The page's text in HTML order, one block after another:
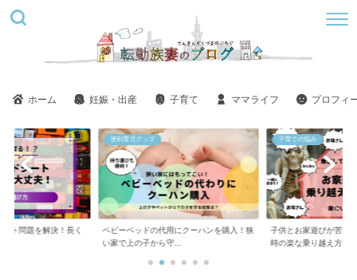
ホーム 妊娠・出産 子育て ママライフ プロフィ
にクーハンを購入！狭
子育ての悩み
子供とお家遊びが苦痛！ツラい！しんどい
時の楽な乗り越え方
美容
ステラボーテ美肌モー
い？悪い口コミばかり...